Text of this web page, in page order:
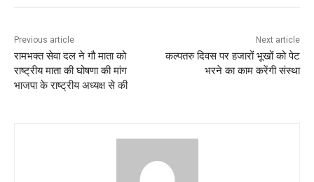
Previous article
रामभक्त सेवा दल ने गौ माता को
राष्ट्रीय माता की घोषणा की मांग
भाजपा के राष्ट्रीय अध्यक्ष से की
Next article
कल्पतरु दिवस पर हजारों भूखों को पेट
भरने का काम करेंगी संस्था